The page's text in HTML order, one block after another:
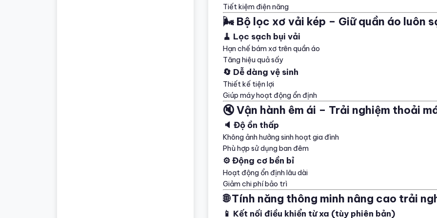
Tiết kiệm điện năng
🌬️ Bộ lọc xơ vải kép – Giữ quần áo luôn
🧹 Lọc sạch bụi vải
Hạn chế bám xơ trên quần áo
Tăng hiệu quả sấy
🔄 Dễ dàng vệ sinh
Thiết kế tiện lợi
Giúp máy hoạt động ổn định
🔇 Vận hành êm ái – Trải nghiệm thoải
🔈 Độ ồn thấp
Không ảnh hưởng sinh hoạt gia đình
Phù hợp sử dụng ban đêm
⚙️ Động cơ bền bỉ
Hoạt động ổn định lâu dài
Giảm chi phí bảo trì
🌐 Tính năng thông minh nâng cao trải
📱 Kết nối điều khiển từ xa (tùy phiên bản)